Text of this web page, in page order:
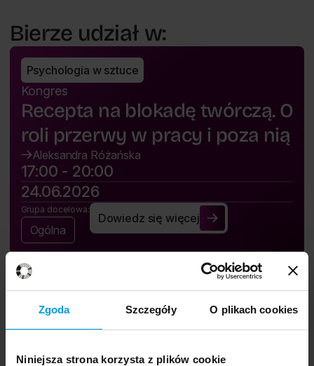
Zgoda Szczegóły O plikach cookies
Niniejsza strona korzysta z plików cookie
Bierze udział w:
Psychologia w sztuce
Kongres
Recepta na blokadę twórczą. O
roli przerwy w pracy i poza nią
Aleksandra Różańska
17:00 - 20:00
24.06.2026
Grupa docelowa:
Ogólna
Dowiedz się więcej
Recepta na blokadę twórczą. O roli